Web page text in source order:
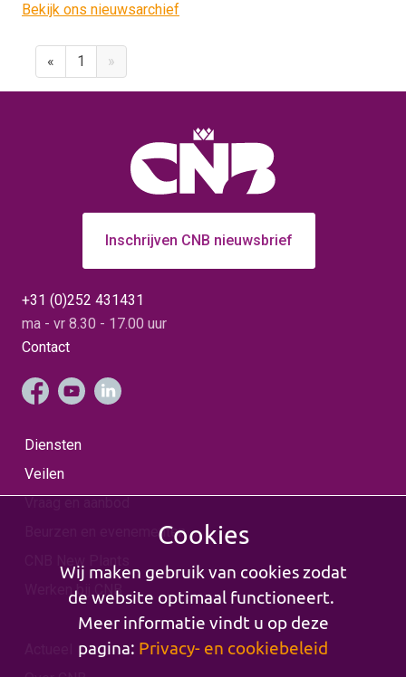
Bekijk ons nieuwsarchief
« 1 »
Inschrijven CNB nieuwsbrief
+31 (0)252 431431
ma - vr 8.30 - 17.00 uur
Contact
Diensten
Veilen
Beurzen en evenementen
CNB New Plants
Werken bij CNB
Cookies
Wij maken gebruik van cookies zodat
de website optimaal functioneert.
Meer informatie vindt u op deze
pagina: Privacy- en cookiebeleid